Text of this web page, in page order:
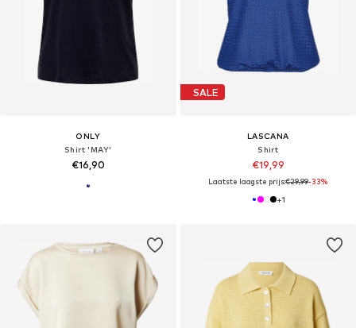
ONLY
Shirt 'MAY'
€16,90
SALE
LASCANA
Shirt
€19,99
Laatste laagste prijs:€29,99-33%
+1